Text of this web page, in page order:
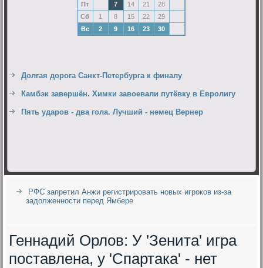
Пт
7 14 21
28
Сб
1 8 15 22
29
Вс
2 9 16 23 30
Долгая дорога Санкт-Петербурга к финалу
Камбэк завершён. Химки завоевали путёвку в Евролигу
Пять ударов - два гола. Лучший - немец Вернер
РФС запретил Анжи регистрировать новых игроков из-за
задолженности перед Ямбере
Геннадий Орлов: У 'Зенита' игра
поставлена, у 'Спартака' - нет